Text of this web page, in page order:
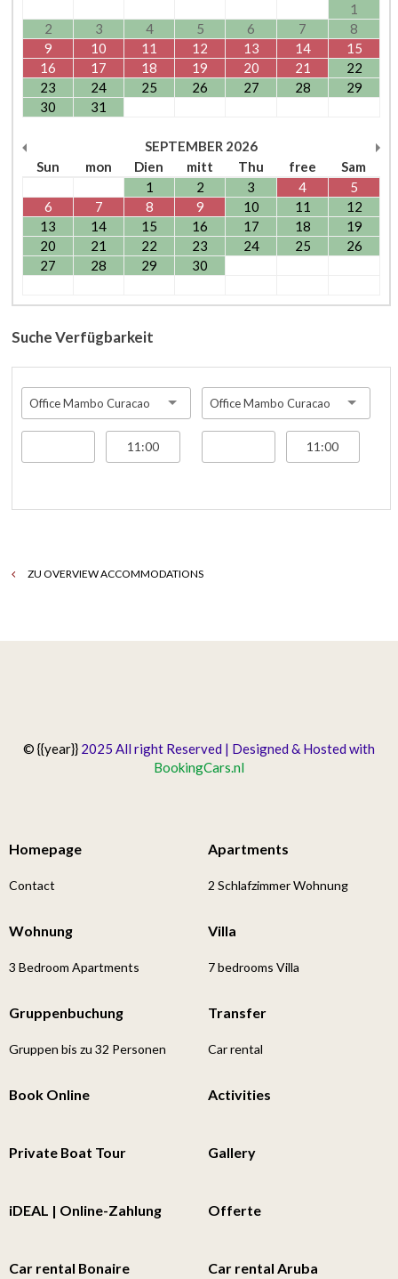
1
2
3 4 5 6 7
8
9
10 11 12 13 14
15
16
17 18 19 20 21
22
23
24 25 26 27 28
29
30
31
SEPTEMBER 2026
Sun
mon Dien mitt Thu free
Sam
1
2 3 4
5
6
7 8 9 10 11
12
13
14 15 16 17 18
19
20
21 22 23 24 25
26
27
28 29 30
Suche Verfügbarkeit
Office Mambo Curacao Office Mambo Curacao
ZU OVERVIEW ACCOMMODATIONS
© {{year}} 2025 All right Reserved | Designed & Hosted with
BookingCars.nl
Homepage
Contact
Apartments
2 Schlafzimmer Wohnung
Wohnung
3 Bedroom Apartments
Villa
7 bedrooms Villa
Gruppenbuchung
Gruppen bis zu 32 Personen
Transfer
Car rental
Book Online Activities
Private Boat Tour Gallery
iDEAL | Online-Zahlung Offerte
Car rental Bonaire Car rental Aruba